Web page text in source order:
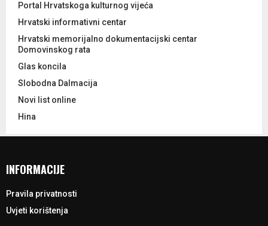
Portal Hrvatskoga kulturnog vijeća
Hrvatski informativni centar
Hrvatski memorijalno dokumentacijski centar
Domovinskog rata
Glas koncila
Slobodna Dalmacija
Novi list online
Hina
INFORMACIJE
Pravila privatnosti
Uvjeti korištenja